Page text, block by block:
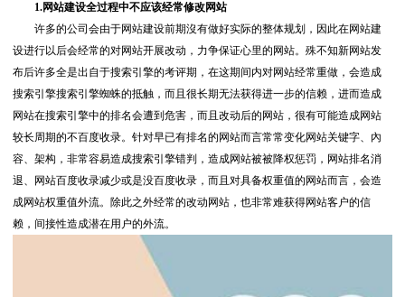
1.网站建设全过程中不应该经常修改网站
许多的公司会由于网站建设前期沒有做好实际的整体规划，因此在网站建
设进行以后会经常的对网站开展改动，力争保证心里的网站。殊不知新网站发
布后许多全是出自于搜索引擎的考评期，在这期间内对网站经常重做，会造成
搜索引擎搜索引擎蜘蛛的抵触，而且很长期无法获得进一步的信赖，进而造成
网站在搜索引擎中的排名会遭到危害，而且改动后的网站，很有可能造成网站
较长周期的不百度收录。针对早已有排名的网站而言常常变化网站关键字、內
容、架构，非常容易造成搜索引擎错判，造成网站被被降权惩罚，网站排名消
退、网站百度收录减少或是没百度收录，而且对具备权重值的网站而言，会造
成网站权重值外流。除此之外经常的改动网站，也非常难获得网站客户的信
赖，间接性造成潜在用户的外流。